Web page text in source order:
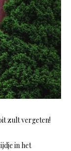
zult vergeten!
in het